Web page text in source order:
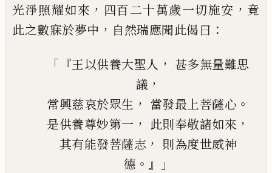
光淨照耀如來 ， 四百二十萬歲一切施安 ， 竟
此之數寐於夢中 ， 自然瑞應聞此偈曰 ：
「『王以供養大聖人 ， 甚多無量難思
議 ，
常興慈哀於眾生 ， 當發最上菩薩心 。
是供養尊妙第一 ， 此則奉敬諸如來 ，
其有能發菩薩志 ， 則為度世威神
德 。』」